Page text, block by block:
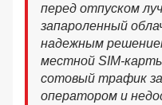
перед отпуском
запароленный
надежным
местной SIM-
сотовый трафик
оператором и